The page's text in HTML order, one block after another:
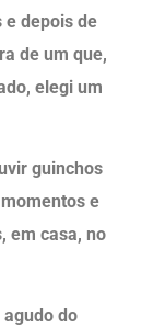
e depois de
de um que,
elegi um
guinchos
e
em casa, no
do